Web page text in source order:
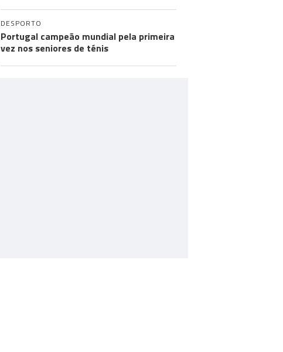
DESPORTO
Portugal campeão mundial pela primeira
vez nos seniores de ténis